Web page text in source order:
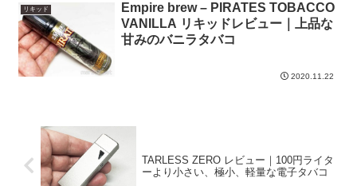
リキッド
Empire brew – PIRATES TOBACCO
VANILLA リキッドレビュー｜上品な
甘みのバニラタバコ
2020.11.22
TARLESS ZERO レビュー｜100円ライタ
ーより小さい、極小、軽量な電子タバコ